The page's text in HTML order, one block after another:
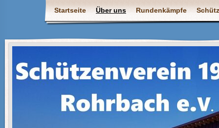
Startseite Über uns Rundenkämpfe